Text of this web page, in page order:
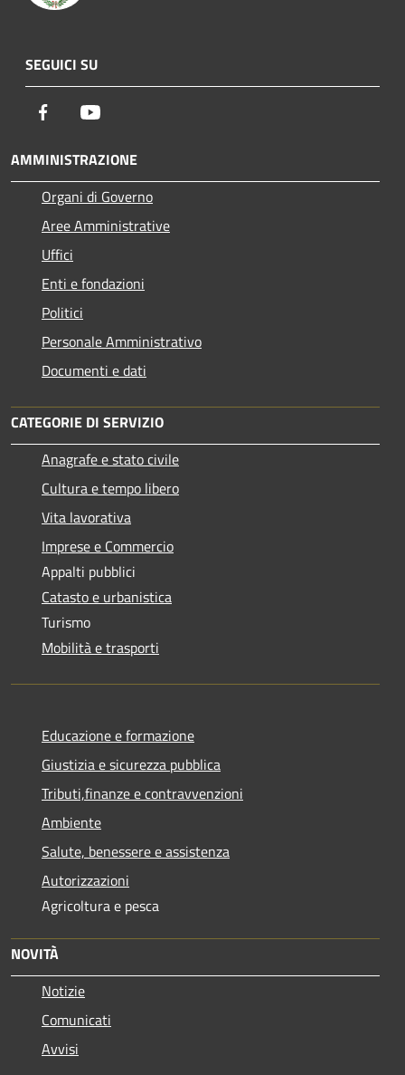
SEGUICI SU
Facebook
AMMINISTRAZIONE
Organi di Governo
Aree Amministrative
Uffici
Enti e fondazioni
Politici
Personale Amministrativo
Documenti e dati
CATEGORIE DI SERVIZIO
Anagrafe e stato civile
Cultura e tempo libero
Vita lavorativa
Imprese e Commercio
Appalti pubblici
Catasto e urbanistica
Turismo
Mobilità e trasporti
Educazione e formazione
Giustizia e sicurezza pubblica
Tributi,finanze e contravvenzioni
Ambiente
Salute, benessere e assistenza
Autorizzazioni
Agricoltura e pesca
NOVITÀ
Notizie
Comunicati
Avvisi